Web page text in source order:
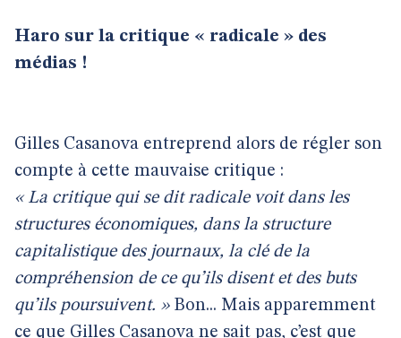
Haro sur la critique « radicale » des
médias !
Gilles Casanova entreprend alors de régler son
compte à cette mauvaise critique :
« La critique qui se dit radicale voit dans les
structures économiques, dans la structure
capitalistique des journaux, la clé de la
compréhension de ce qu’ils disent et des buts
qu’ils poursuivent. » Bon... Mais apparemment
ce que Gilles Casanova ne sait pas, c’est que